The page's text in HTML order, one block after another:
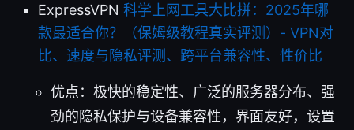
ExpressVPN 科学上网工具大比拼：2025年哪
款最适合你？（保姆级教程真实评测）- VPN对
比、速度与隐私评测、跨平台兼容性、性价比
优点：极快的稳定性、广泛的服务器分布、强
劲的隐私保护与设备兼容性，界面友好，设置